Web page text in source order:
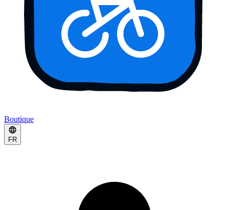
Boutique
FR